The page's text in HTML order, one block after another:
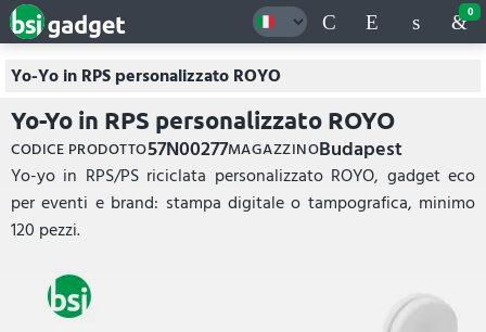
0
Yo-Yo in RPS personalizzato ROYO
Yo-Yo in RPS personalizzato ROYO
CODICE PRODOTTO57N00277MAGAZZINOBudapest
Yo-yo in RPS/PS riciclata personalizzato ROYO, gadget eco
per eventi e brand: stampa digitale o tampografica, minimo
120 pezzi.